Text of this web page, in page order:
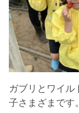
ガブリとワイル
子さまざまです。